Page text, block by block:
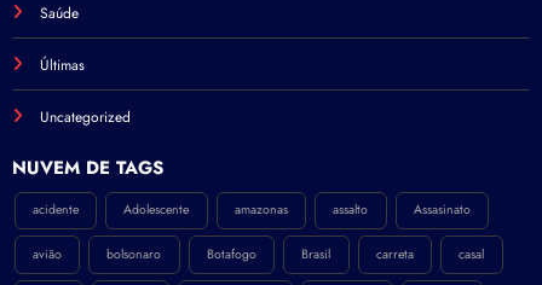
Saúde
Últimas
Uncategorized
NÚVEM DE TAGS
acidente Adolescente amazonas assalto Assasinato
avião bolsonaro Botafogo Brasil carreta casal